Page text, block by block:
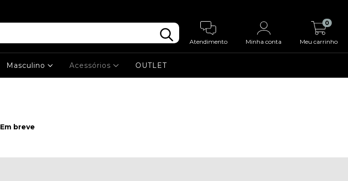
Atendimento Minha conta Meu carrinho
0
Masculino Acessórios OUTLET
Em breve